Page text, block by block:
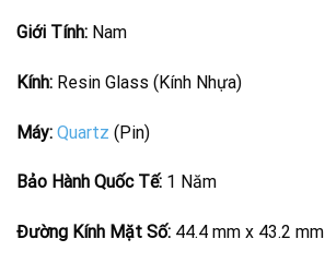
Giới Tính: Nam
Kính: Resin Glass (Kính Nhựa)
Máy: Quartz (Pin)
Bảo Hành Quốc Tế: 1 Năm
Đường Kính Mặt Số: 44.4 mm x 43.2 mm